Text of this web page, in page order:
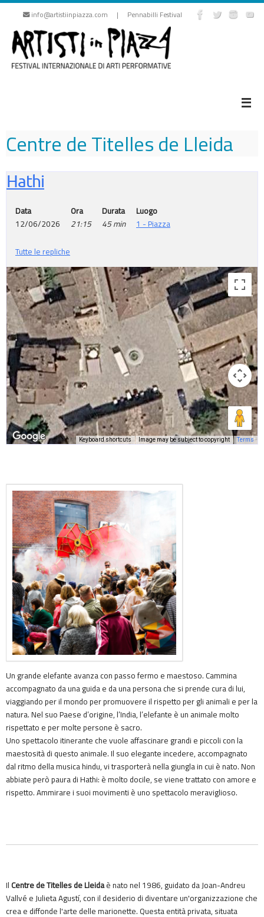
Vai
contenuto
info@artistiinpiazza.com | Pennabilli Festival
Centre de Titelles de Lleida
Hathi
Data
12/06/2026
Ora
21:15
Durata
45 min
Luogo
1 - Piazza
Tutte le repliche
Keyboard shortcuts Image may be subject to copyright Terms
Un grande elefante avanza con passo fermo e maestoso. Cammina
accompagnato da una guida e da una persona che si prende cura di lui,
viaggiando per il mondo per promuovere il rispetto per gli animali e per la
natura. Nel suo Paese d’origine, l’India, l’elefante è un animale molto
rispettato e per molte persone è sacro.
Uno spettacolo itinerante che vuole affascinare grandi e piccoli con la
maestosità di questo animale. Il suo elegante incedere, accompagnato
dal ritmo della musica hindu, vi trasporterà nella giungla in cui è nato. Non
abbiate però paura di Hathi: è molto docile, se viene trattato con amore e
rispetto. Ammirare i suoi movimenti è uno spettacolo meraviglioso.
Il Centre de Titelles de Lleidaè nato nel 1986, guidato da Joan-Andreu
Vallvé e Julieta Agustí, con il desiderio di diventare un'organizzazione che
crea e diffonde l'arte delle marionette. Questa entità privata, situata